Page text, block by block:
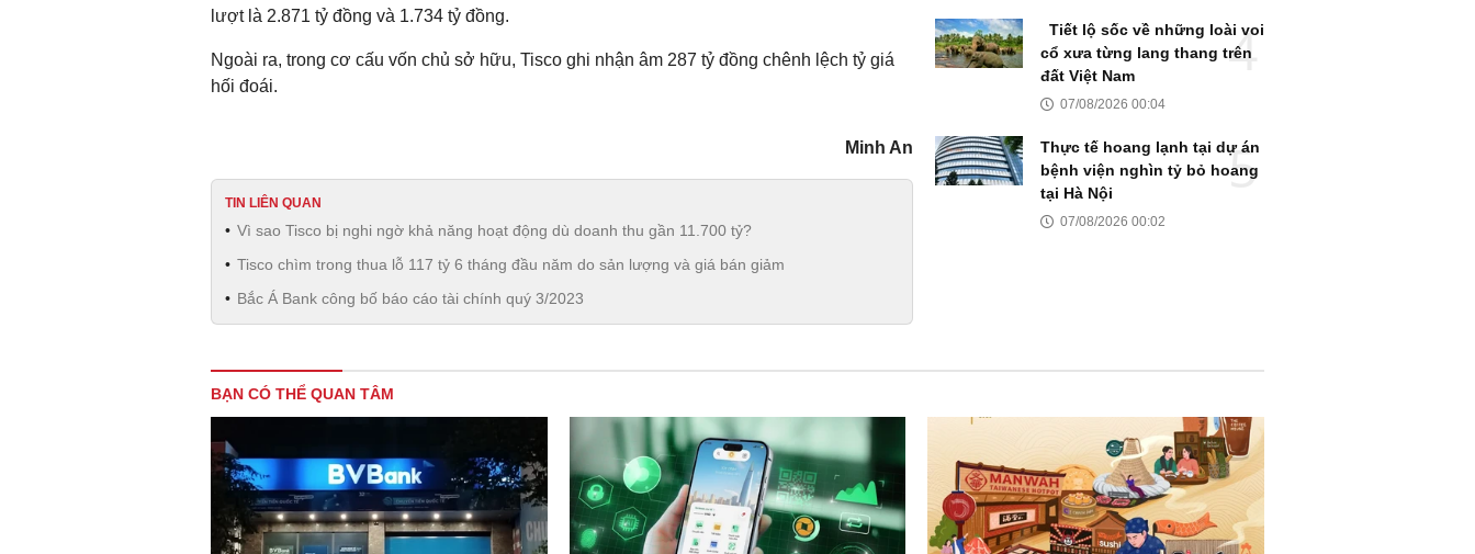
lượt là 2.871 tỷ đồng và 1.734 tỷ đồng.
Ngoài ra, trong cơ cấu vốn chủ sở hữu, Tisco ghi nhận âm 287 tỷ đồng chênh lệch tỷ giá
hối đoái.
Minh An
TIN LIÊN QUAN
Vì sao Tisco bị nghi ngờ khả năng hoạt động dù doanh thu gần 11.700 tỷ?
Tisco chìm trong thua lỗ 117 tỷ 6 tháng đầu năm do sản lượng và giá bán giảm
Bắc Á Bank công bố báo cáo tài chính quý 3/2023
Tiết lộ sốc về những loài voi
cổ xưa từng lang thang trên
đất Việt Nam
07/08/2026 00:04
Thực tế hoang lạnh tại dự án
bệnh viện nghìn tỷ bỏ hoang
tại Hà Nội
07/08/2026 00:02
BẠN CÓ THỂ QUAN TÂM